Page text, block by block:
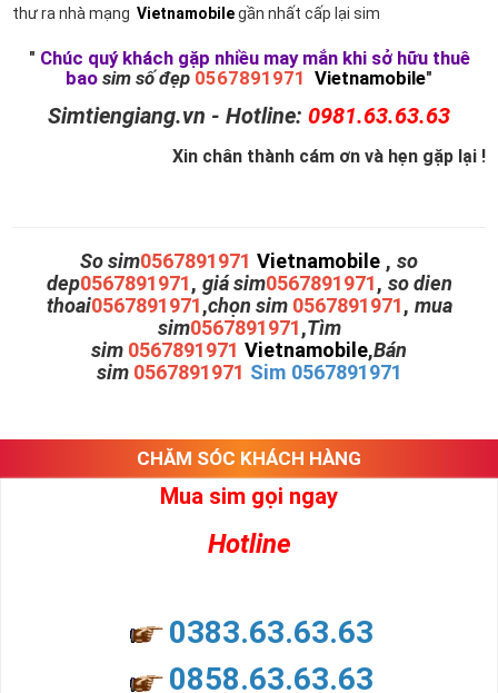
thư ra nhà mạng Vietnamobilegần nhất cấp lại sim
" Chúc quý khách gặp nhiều may mắn khi sở hữu thuê
bao sim số đẹp 0567891971 Vietnamobile"
Simtiengiang.vn - Hotline: 0981.63.63.63
Xin chân thành cám ơn và hẹn gặp lại !
So sim0567891971 Vietnamobile , so
dep0567891971, giá sim0567891971, so dien
thoai0567891971,chọn sim 0567891971, mua
sim0567891971,Tìm
sim 0567891971 Vietnamobile,Bán
sim 0567891971 Sim 0567891971
CHĂM SÓC KHÁCH HÀNG
Mua sim gọi ngay
Hotline
0383.63.63.63
0858.63.63.63